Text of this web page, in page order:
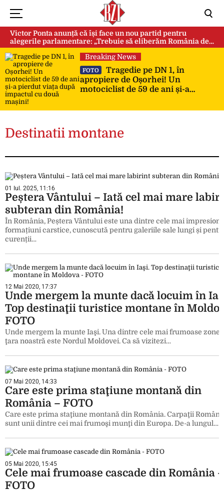
Victor Ponta anunță că își face un nou partid pentru
alegerile parlamentare: „Trebuie să eliberăm România de
această sectă globalistă”
Breaking News
FOTO
Tragedie pe DN 1, în
apropiere de Oșorhei! Un
motociclist de 59 de ani și-a
două mașini!
Destinatii montane
01 Iul. 2025, 11:16
Peștera Vântului – Iată cel mai mare
subteran din România!
În România, Peștera Vântului este una dintre cele mai
formațiuni carstice, cunoscută pentru galeriile sale lungi și
curenții…
12 Mai 2020, 17:37
Unde mergem la munte dacă locuim în
Top destinaţii turistice montane în
FOTO
Unde mergem la munte Iaşi. Una dintre cele mai frumoase zone
ţara noastră este Nordul Moldovei. Ca să vizitezi…
07 Mai 2020, 14:33
Care este prima staţiune montană din
România – FOTO
Care este prima staţiune montană din România. Carpaţii
sunt unii dintre cei mai frumoşi munţi din Europa. De-a lungul…
05 Mai 2020, 15:45
Cele mai frumoase cascade din România –
FOTO